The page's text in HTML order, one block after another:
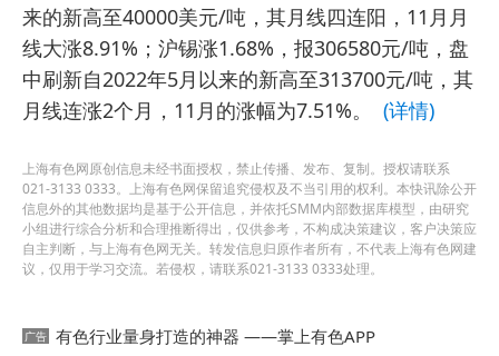
来的新高至40000美元/吨，其月线四连阳，11月月
线大涨8.91%；沪锡涨1.68%，报306580元/吨，盘
中刷新自2022年5月以来的新高至313700元/吨，其
月线连涨2个月，11月的涨幅为7.51%。
(详情)
上海有色网原创信息未经书面授权，禁止传播、发布、复制。授权请联系
021-3133 0333。上海有色网保留追究侵权及不当引用的权利。本快讯除公开
信息外的其他数据均是基于公开信息，并依托SMM内部数据库模型，由研究
小组进行综合分析和合理推断得出，仅供参考，不构成决策建议，客户决策应
自主判断，与上海有色网无关。转发信息归原作者所有，不代表上海有色网建
议，仅用于学习交流。若侵权，请联系021-3133 0333处理。
有色行业量身打造的神器 ——掌上有色APP